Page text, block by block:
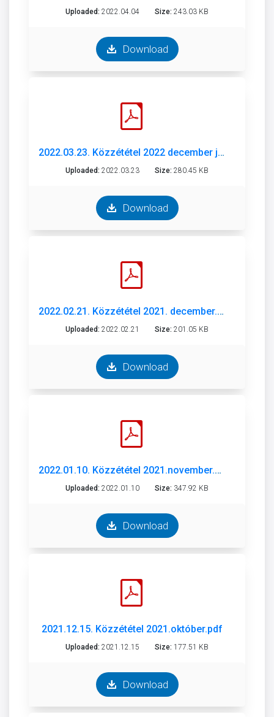
Uploaded: 2022.04.04 Size: 243.03 KB
Download
2022.03.23. Közzététel 2022 december j.pdf
Uploaded: 2022.03.23 Size: 280.45 KB
Download
2022.02.21. Közzététel 2021. december.pdf
Uploaded: 2022.02.21 Size: 201.05 KB
Download
2022.01.10. Közzététel 2021.november.pdf
Uploaded: 2022.01.10 Size: 347.92 KB
Download
2021.12.15. Közzététel 2021.október.pdf
Uploaded: 2021.12.15 Size: 177.51 KB
Download